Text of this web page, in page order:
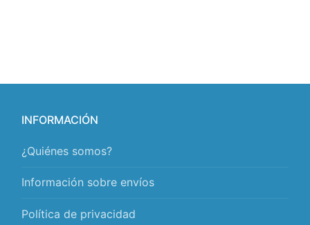
INFORMACIÓN
¿Quiénes somos?
Información sobre envíos
Política de privacidad